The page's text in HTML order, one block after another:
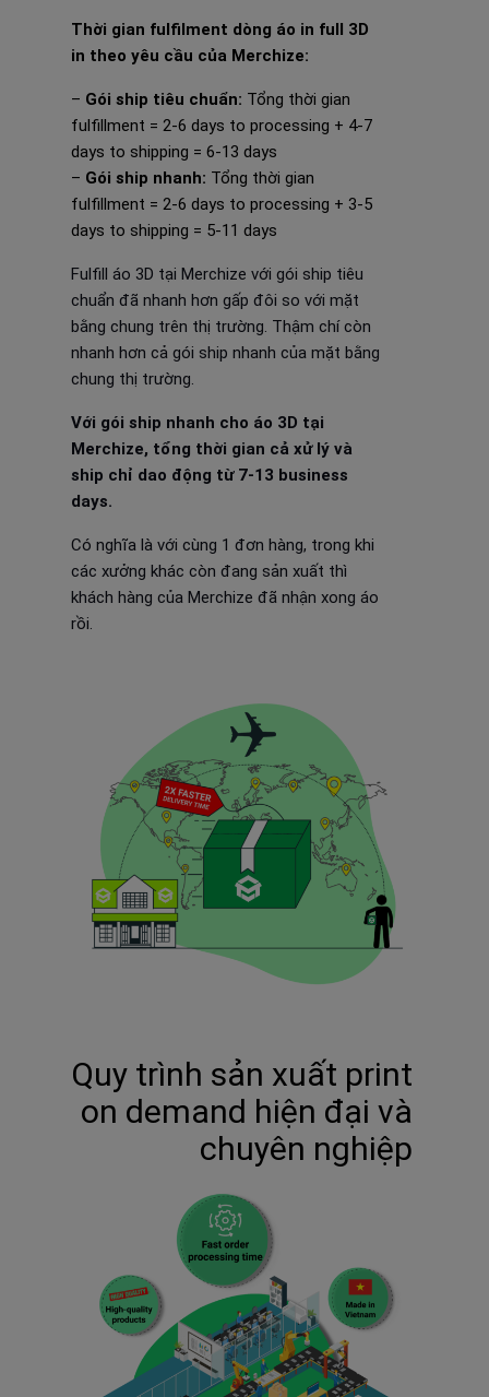
Thời gian fulfilment dòng áo in full 3D
in theo yêu cầu của Merchize:
– Gói ship tiêu chuẩn: Tổng thời gian
fulfillment = 2-6 days to processing + 4-7
days to shipping = 6-13 days
– Gói ship nhanh: Tổng thời gian
fulfillment = 2-6 days to processing + 3-5
days to shipping = 5-11 days
Fulfill áo 3D tại Merchize với gói ship tiêu
chuẩn đã nhanh hơn gấp đôi so với mặt
bằng chung trên thị trường. Thậm chí còn
nhanh hơn cả gói ship nhanh của mặt bằng
chung thị trường.
Với gói ship nhanh cho áo 3D tại
Merchize, tổng thời gian cả xử lý và
ship chỉ dao động từ 7-13 business
days.
Có nghĩa là với cùng 1 đơn hàng, trong khi
các xưởng khác còn đang sản xuất thì
khách hàng của Merchize đã nhận xong áo
rồi.
Quy trình sản xuất print
on demand hiện đại và
chuyên nghiệp